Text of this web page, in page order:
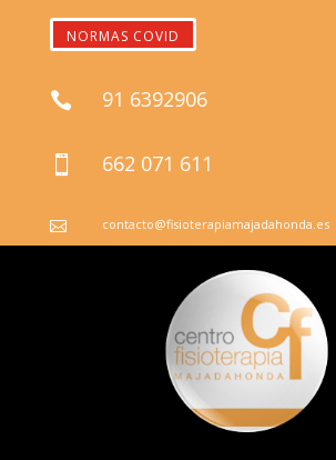
NORMAS COVID
 91 6392906
 662 071 611
 contacto@fisioterapiamajadahonda.es